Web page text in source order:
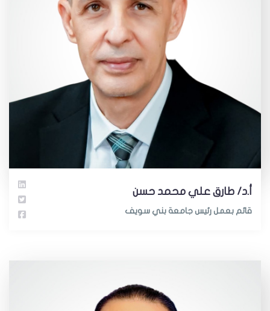
أ.د/ طارق علي محمد حسن
قائم بعمل رئيس جامعة بني سويف